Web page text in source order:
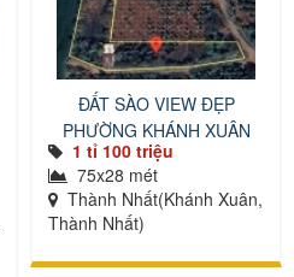
ĐẤT SÀO VIEW ĐẸP
PHƯỜNG KHÁNH XUÂN
1 tỉ 100 triệu
75x28 mét
Thành Nhất(Khánh Xuân,
Thành Nhất)